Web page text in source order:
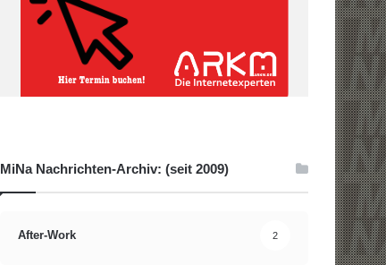
MiNa Nachrichten-Archiv: (seit 2009)
After-Work 2